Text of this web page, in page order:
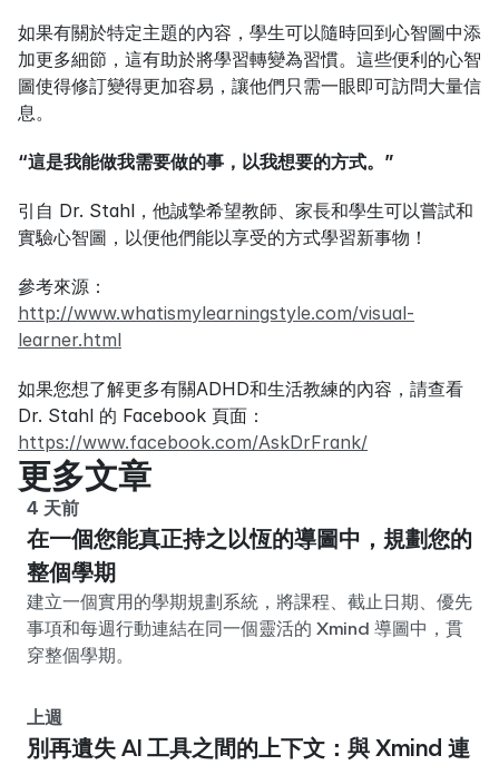
如果有關於特定主題的內容，學生可以隨時回到心智圖中添
加更多細節，這有助於將學習轉變為習慣。這些便利的心智
圖使得修訂變得更加容易，讓他們只需一眼即可訪問大量信
息。
“這是我能做我需要做的事，以我想要的方式。”
引自 Dr. Stahl，他誠摯希望教師、家長和學生可以嘗試和
實驗心智圖，以便他們能以享受的方式學習新事物！
參考來源：
http://www.whatismylearningstyle.com/visual-
learner.html
如果您想了解更多有關ADHD和生活教練的內容，請查看
Dr. Stahl 的 Facebook 頁面：
https://www.facebook.com/AskDrFrank/
更多文章
4 天前
在一個您能真正持之以恆的導圖中，規劃您的
整個學期
建立一個實用的學期規劃系統，將課程、截止日期、優先
事項和每週行動連結在同一個靈活的 Xmind 導圖中，貫
穿整個學期。
上週
別再遺失 AI 工具之間的上下文：與 Xmind 連